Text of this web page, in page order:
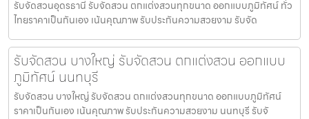
รับจัดสวนอุดรธานี รับจัดสวน ตกแต่งสวนทุกขนาด ออกแบบภูมิทัศน์ ทั่ว
ไทยราคาเป็นกันเอง เน้นคุณภาพ รับประกันความสวยงาม รับจัด
รับจัดสวน บางใหญ่ รับจัดสวน ตกแต่งสวน ออกแบบ
ภูมิทัศน์ นนทบุรี
รับจัดสวน บางใหญ่ รับจัดสวน ตกแต่งสวนทุกขนาด ออกแบบภูมิทัศน์
ราคาเป็นกันเอง เน้นคุณภาพ รับประกันความสวยงาม นนทบุรี รับจั